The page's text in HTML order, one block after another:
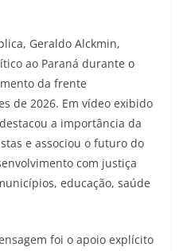
Geraldo Alckmin,
ao Paraná durante o
da frente
de 2026. Em vídeo exibido
a importância da
e associou o futuro do
com justiça
educação, saúde
foi o apoio explícito